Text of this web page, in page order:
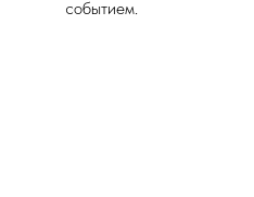
событием.